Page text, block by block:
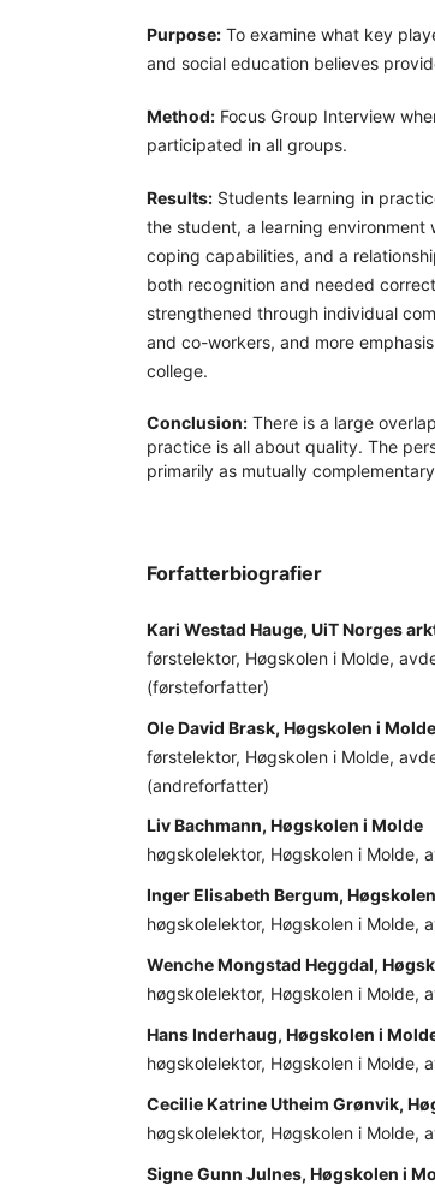
Purpose: To examine what key
and social education believes
Method: Focus Group Interview
participated in all groups.
Results: Students learning in
the student, a learning
coping capabilities, and a
both recognition and needed
strengthened through individual
and co-workers, and more
college.
Conclusion: There is a large
practice is all about quality. The
primarily as mutually
Forfatterbiografier
Kari Westad Hauge, UiT Norges
førstelektor, Høgskolen i Molde,
(førsteforfatter)
Ole David Brask, Høgskolen i Molde
førstelektor, Høgskolen i Molde,
(andreforfatter)
Liv Bachmann, Høgskolen i Molde
høgskolelektor, Høgskolen i Molde,
Inger Elisabeth Bergum,
høgskolelektor, Høgskolen i Molde,
Wenche Mongstad Heggdal,
høgskolelektor, Høgskolen i Molde,
Hans Inderhaug, Høgskolen i
høgskolelektor, Høgskolen i Molde,
Cecilie Katrine Utheim Grønvik,
høgskolelektor, Høgskolen i Molde,
Signe Gunn Julnes, Høgskolen i